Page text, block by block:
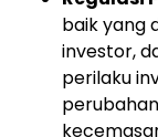
baik yang
investor,
perilaku